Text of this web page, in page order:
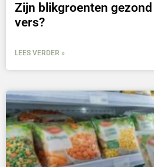
Zijn blikgroenten
vers?
LEES VERDER »